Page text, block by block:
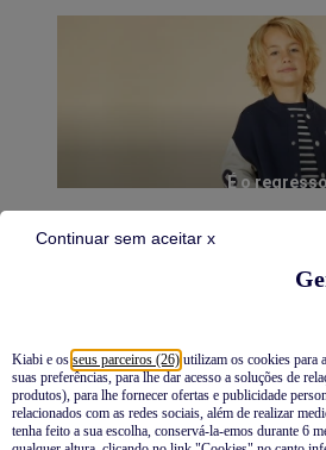
Kiabi e os seus parceiros (26) utilizam os cookies para
suas preferências, para lhe dar acesso a soluções de
produtos), para lhe fornecer ofertas e publicidade
relacionados com as redes sociais, além de realizar
tenha feito a sua escolha, conservá-la-emos durante 6
Continuar sem aceitar x
É o
Novidades